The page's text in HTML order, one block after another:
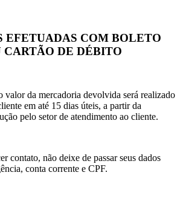
EFETUADAS COM BOLETO
DE DÉBITO
valor da mercadoria devolvida será realizado
em até 15 dias úteis, a partir da
pelo setor de atendimento ao cliente.
contato, não deixe de passar seus dados
conta corrente e CPF.